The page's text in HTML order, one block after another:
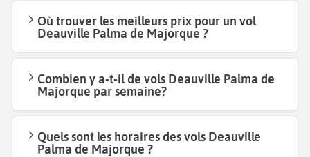
Où trouver les meilleurs prix pour un vol
Deauville Palma de Majorque ?
Combien y a-t-il de vols Deauville Palma de
Majorque par semaine?
Quels sont les horaires des vols Deauville
Palma de Majorque ?